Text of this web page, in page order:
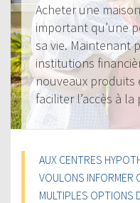
Acheter une
important qu’une
sa vie. Maintenant
institutions
nouveaux produits
faciliter l’accès à
AUX CENTRES
VOULONS INFORMER
MULTIPLES OPTIONS